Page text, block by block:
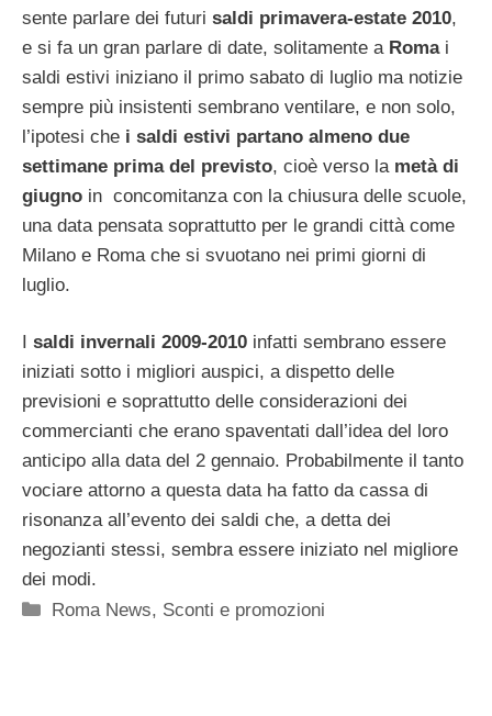
sente parlare dei futuri saldi primavera-estate 2010,
e si fa un gran parlare di date, solitamente a Romai
saldi estivi iniziano il primo sabato di luglio ma notizie
sempre più insistenti sembrano ventilare, e non solo,
l’ipotesi che i saldi estivi partano almeno due
settimane prima del previsto, cioè verso la metà di
giugno in concomitanza con la chiusura delle scuole,
una data pensata soprattutto per le grandi città come
Milano e Roma che si svuotano nei primi giorni di
luglio.
saldi invernali 2009-2010 infatti sembrano essere
iniziati sotto i migliori auspici, a dispetto delle
previsioni e soprattutto delle considerazioni dei
commercianti che erano spaventati dall’idea del loro
anticipo alla data del 2 gennaio. Probabilmente il tanto
vociare attorno a questa data ha fatto da cassa di
risonanza all’evento dei saldi che, a detta dei
negozianti stessi, sembra essere iniziato nel migliore
dei modi.
Categorie
Roma News, Sconti e promozioni